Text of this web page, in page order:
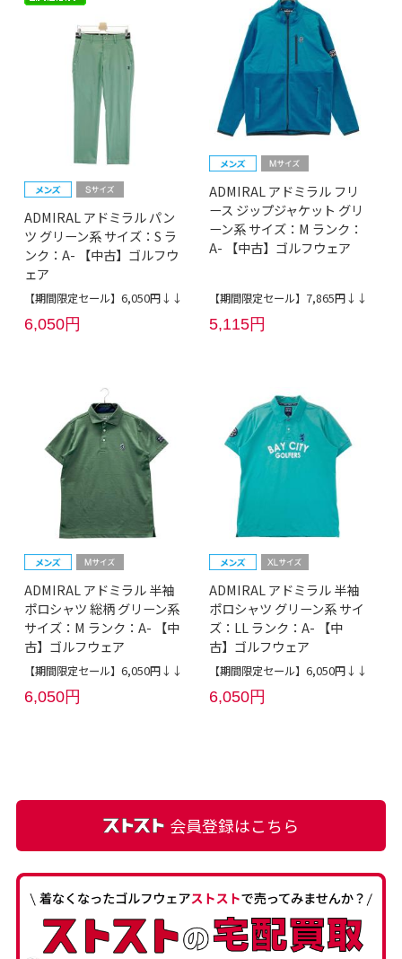
ADMIRAL アドミラル パン
ツ グリーン系 サイズ：S ラ
ンク：A- 【中古】ゴルフウ
ェア
【期間限定セール】6,050円↓↓
6,050円
ADMIRAL アドミラル フリ
ース ジップジャケット グリ
ーン系 サイズ：M ランク：
A- 【中古】ゴルフウェア
【期間限定セール】7,865円↓↓
5,115円
ADMIRAL アドミラル 半袖
ポロシャツ 総柄 グリーン系
サイズ：M ランク：A- 【中
古】ゴルフウェア
【期間限定セール】6,050円↓↓
6,050円
ADMIRAL アドミラル 半袖
ポロシャツ グリーン系 サイ
ズ：LL ランク：A- 【中
古】ゴルフウェア
【期間限定セール】6,050円↓↓
6,050円
会員登録はこちら